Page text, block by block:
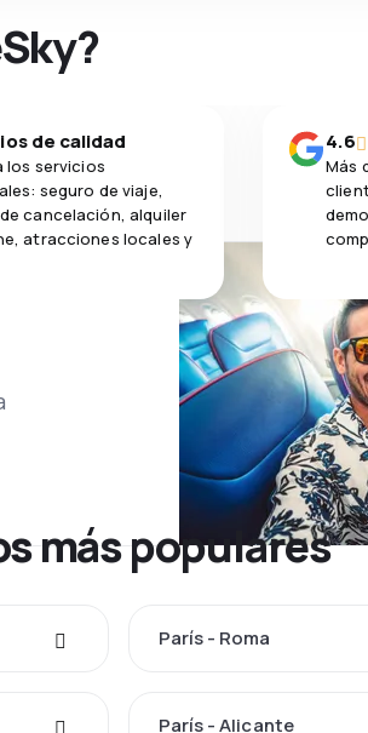
de calidad
los servicios
seguro de viaje,
cancelación, alquiler
atracciones locales y
4.6
Más
más populares
París - Roma
París - Alicante